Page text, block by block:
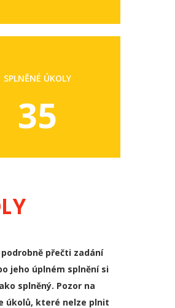
SPLNĚNÉ ÚKOLY
35
přečti zadání
jeho úplném splnění si
splněný. Pozor na
úkolů, které nelze plnit